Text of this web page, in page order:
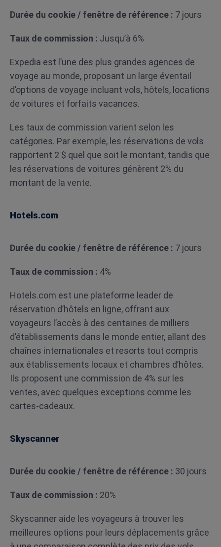
Durée du cookie / fenêtre de référence : 7 jours
Taux de commission : Jusqu’à 6%
Expedia est l’une des plus grandes agences de
voyage au monde, proposant un large éventail
d’options de voyage incluant vols, hôtels, locations
de voitures et forfaits vacances.
Les taux de commission varient selon les
catégories. Par exemple, les réservations de vols
rapportent 2 $ quel que soit le montant, tandis que
les réservations de voitures génèrent 2% du
montant de la vente.
Hotels.com
Durée du cookie / fenêtre de référence : 7 jours
Taux de commission : 4%
Hotels.com est une plateforme leader de
réservation d’hôtels en ligne, offrant aux
voyageurs l’accès à des centaines de milliers
d’établissements dans le monde entier, allant des
chaînes internationales et resorts tout compris
aux établissements locaux et chambres d’hôtes.
Ils proposent une commission de 4% sur les
ventes, avec quelques exceptions comme les
cartes-cadeaux.
Skyscanner
Durée du cookie / fenêtre de référence : 30 jours
Taux de commission : 20%
Skyscanner aide les voyageurs à trouver les
meilleures options pour leurs déplacements grâce